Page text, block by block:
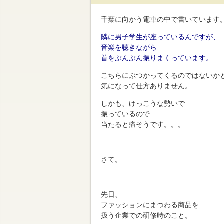
千葉に向かう電車の中で書いています
隣に男子学生が座っているんですが、
音楽を聴きながら
首をぶんぶん振りまくっています。
こちらにぶつかってくるのではないか
気になって仕方ありません。
しかも、けっこうな勢いで
振っているので
当たると痛そうです。。。
さて。
先日、
ファッションにまつわる商品を
扱う企業での研修時のこと。